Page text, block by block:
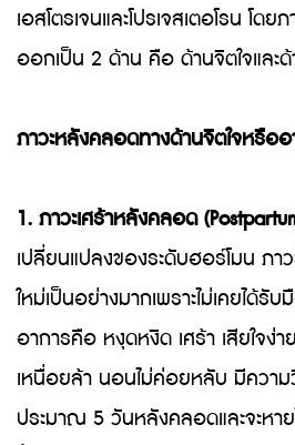
เอสโตรเจนและโปรเจสเตอโรน โด
ออกเป็น 2 ด้าน คือ ด้านจิตใจและ
ภาวะหลังคลอดทางด้านจิตใจหรือ
1. ภาวะเศร้าหลังคลอด
เปลี่ยนแปลงของระดับฮอร์โมน ภ
ใหม่เป็นอย่างมากเพราะไม่เคยได้
อาการคือ หงุดหงิด เศร้า เสียใจง่
เหนื่อยล้า นอนไม่ค่อยหลับ มีความ
ประมาณ 5 วันหลังคลอดและจะหา